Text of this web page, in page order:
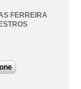
FERREIRA